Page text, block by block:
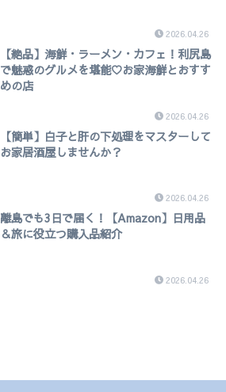
2026.04.26
【絶品】海鮮・ラーメン・カフェ！利尻島
で魅惑のグルメを堪能♡お家海鮮とおすす
めの店
2026.04.26
【簡単】白子と肝の下処理をマスターして
お家居酒屋しませんか？
2026.04.26
離島でも3日で届く！【Amazon】日用品
＆旅に役立つ購入品紹介
2026.04.26